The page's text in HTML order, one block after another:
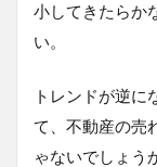
小してきたらか
い。
トレンドが逆に
て、不動産の売
ゃないでしょう